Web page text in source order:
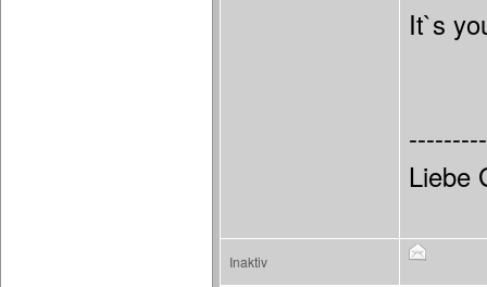
It`s
Liebe
Inaktiv